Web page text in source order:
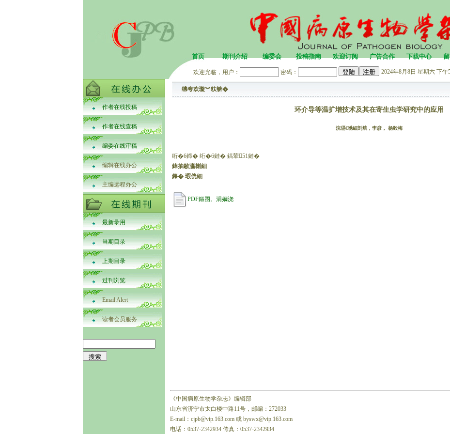
首页 期刊介绍 编委会 投稿指南 欢迎订阅 广告合作 下载中心
欢迎光临，用户： 密码： 2024年8月8日 星期六 下午
作者在线投稿
作者在线查稿
编委在线审稿
编辑在线办公
主编远程办公
最新录用
当期目录
上期目录
过刊浏览
Email Alert
读者会员服务
绋夸欢璇︾粏锛�
环介导等温扩增技术及其在寄生虫学研究中的应用
浣滆€咃細刘航，李彦， 杨毅梅
绗�6鍗� 绗�6鏈� 鎬荤51鏈�
鍏抽敭瀛楋細
鎽� 瑕侊細
PDF鏂囨。涓嬭浇
《中国病原生物学杂志》编辑部
山东省济宁市太白楼中路11号，邮编：272033
E-mail：cjpb@vip.163.com 或 byswx@vip.163.com
电话：0537-2342934 传真：0537-2342934